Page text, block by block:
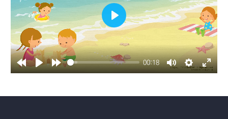
Rewind
Play Forward
00:18
MuteSettings
Enter
Play